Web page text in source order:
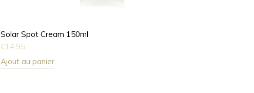
Solar Spot Cream 150ml
€14,95
Ajout au panier